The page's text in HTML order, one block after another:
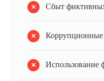
Сбыт
Коррупционные
Использование